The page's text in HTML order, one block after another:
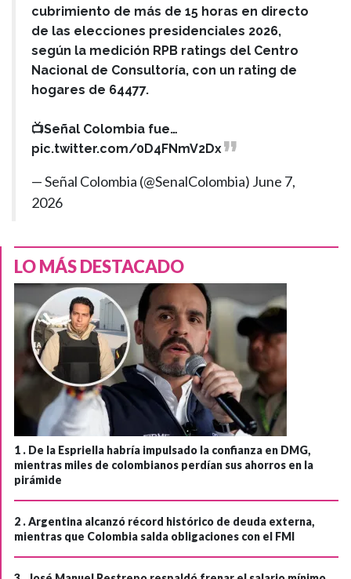
cubrimiento de más de 15 horas en directo
de las elecciones presidenciales 2026,
según la medición RPB ratings del Centro
Nacional de Consultoría, con un rating de
hogares de 64477.
📺Señal Colombia fue…
pic.twitter.com/0D4FNmV2Dx
— Señal Colombia (@SenalColombia) June 7,
2026
LO MÁS DESTACADO
1 . De la Espriella habría impulsado la confianza en DMG,
mientras miles de colombianos perdían sus ahorros en la
pirámide
2 .Argentina alcanzó récord histórico de deuda externa,
mientras que Colombia salda obligaciones con el FMI